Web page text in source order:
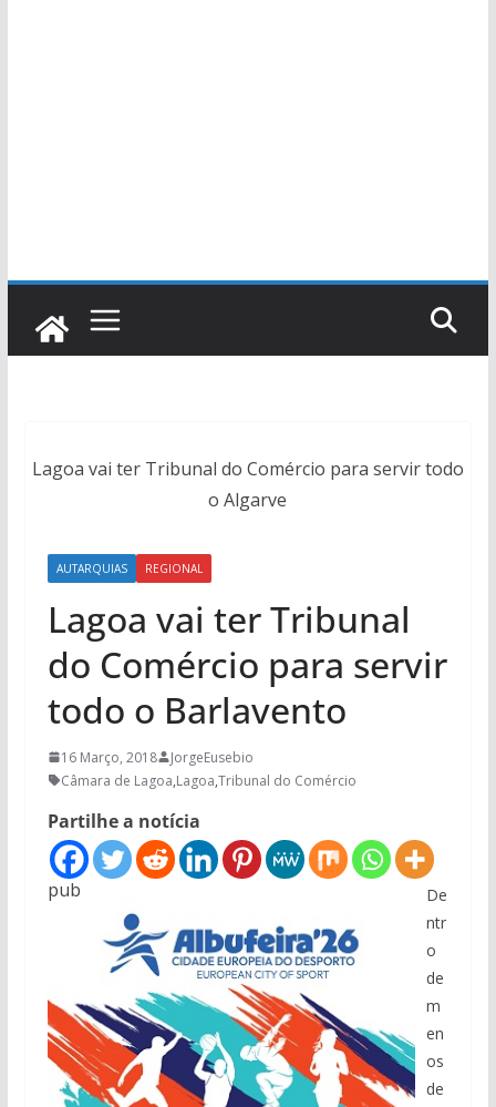
Lagoa vai ter Tribunal do Comércio para servir todo
o Algarve
AUTARQUIAS REGIONAL
Lagoa vai ter Tribunal
do Comércio para servir
todo o Barlavento
16 Março, 2018
JorgeEusebio
Câmara de Lagoa,Lagoa,Tribunal do Comércio
Partilhe a notícia
pub
De
ntr
o
de
m
en
os
de